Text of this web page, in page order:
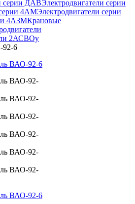
серии ДАВЭлектродвигатели серии
4АМЭлектродвигатели серии
4АЗМКрановые
2АСВОу
92-6